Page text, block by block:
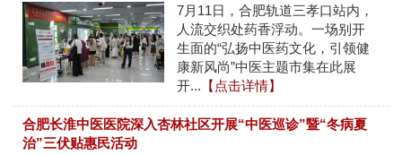
7月11日，合肥轨道三孝口站内，
人流交织处药香浮动。一场别开
生面的“弘扬中医药文化，引领健
康新风尚”中医主题市集在此展
开... 【点击详情】
合肥长淮中医医院深入杏林社区开展“中医巡诊”暨“冬病夏
治”三伏贴惠民活动